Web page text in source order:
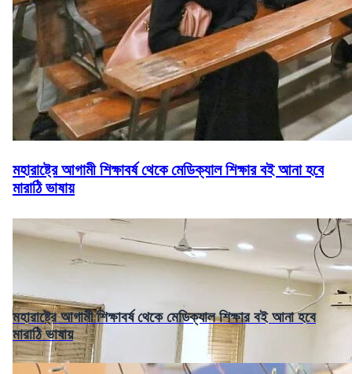
মহারাষ্ট্রে আগামী শিক্ষাবর্ষ থেকে মেডিক্যাল শিক্ষার বই আনা হবে
মারাঠি ভাষায়
মহারাষ্ট্রে আগামী শিক্ষাবর্ষ থেকে মেডিক্যাল শিক্ষার বই আনা হবে
মারাঠি ভাষায়